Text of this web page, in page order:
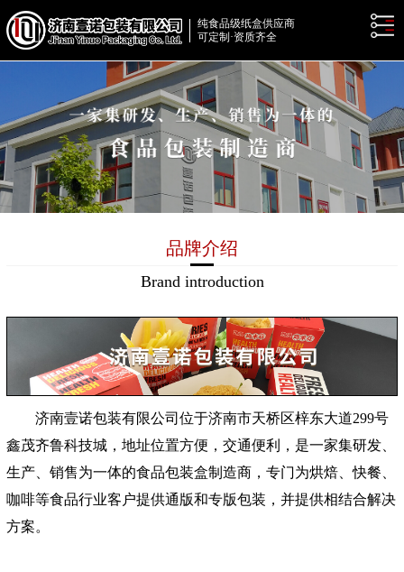
纯食品级纸盒供应商
可定制·资质齐全
品牌介绍
Brand introduction
济南壹诺包装有限公司位于济南市天桥区梓东大道299号
鑫茂齐鲁科技城，地址位置方便，交通便利，是一家集研发、
生产、销售为一体的食品包装盒制造商，专门为烘焙、快餐、
咖啡等食品行业客户提供通版和专版包装，并提供相结合解决
方案。